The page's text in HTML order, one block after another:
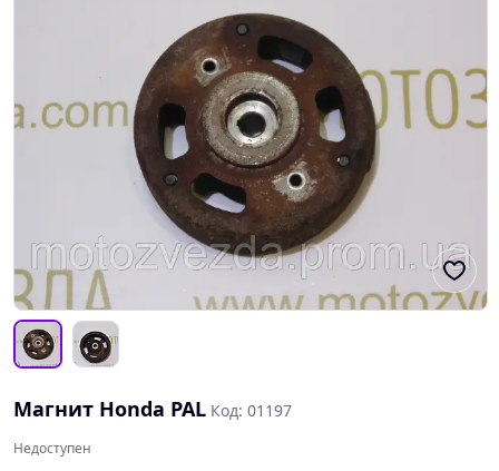
Магнит Honda PAL Код: 01197
Недоступен